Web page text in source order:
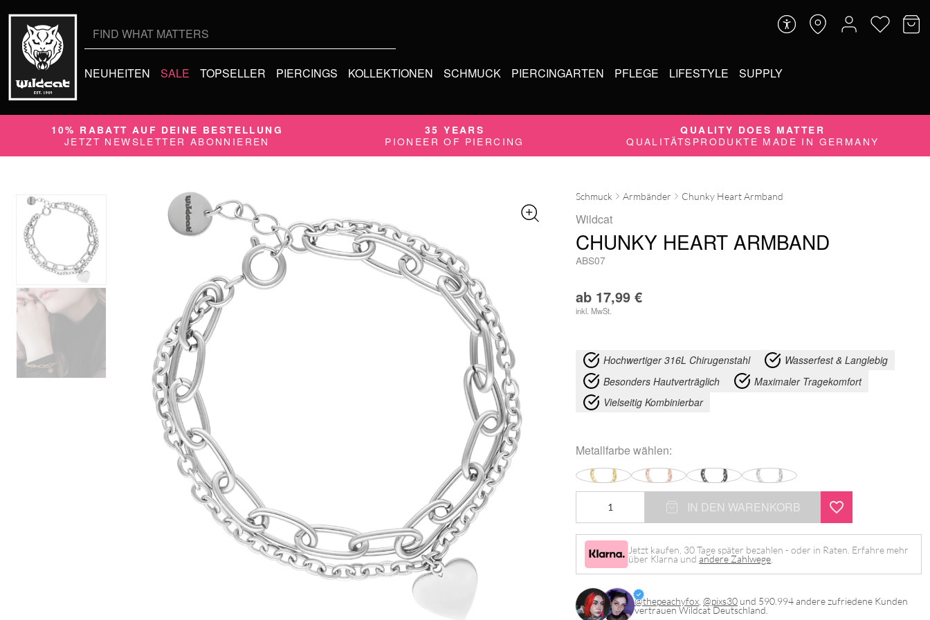
NEUHEITEN SALE TOPSELLER PIERCINGS KOLLEKTIONEN SCHMUCK PIERCINGARTEN PFLEGE LIFESTYLE SUPPLY
10% RABATT AUF DEINE BESTELLUNG
JETZT NEWSLETTER ABONNIEREN
35 YEARS
PIONEER OF PIERCING
QUALITY DOES MATTER
QUALITÄTSPRODUKTE MADE IN GERMANY
Schmuck Armbänder Chunky Heart Armband
Wildcat
CHUNKY HEART ARMBAND
ABS07
ab 17,99 €
inkl. MwSt.
Hochwertiger 316L Chirugenstahl
Wasserfest & Langlebig
Besonders Hautverträglich
Maximaler Tragekomfort
Vielseitig Kombinierbar
Metallfarbe wählen:
Armband
Menge
IN DEN WARENKORB
Jetzt kaufen, 30 Tage später bezahlen - oder in Raten. Erfahre mehr
über Klarna undandere Zahlwege
@thepeachyfox @pixs30 und 590.994 andere zufriedene Kunden
vertrauen Wildcat Deutschland.